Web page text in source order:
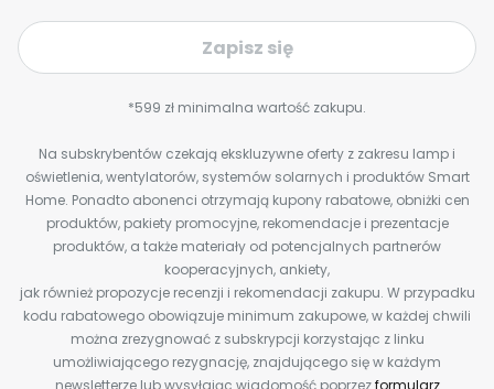
Zapisz się
*599 zł minimalna wartość zakupu.
Na subskrybentów czekają ekskluzywne oferty z zakresu lamp i
oświetlenia, wentylatorów, systemów solarnych i produktów Smart
Home. Ponadto abonenci otrzymają kupony rabatowe, obniżki cen
produktów, pakiety promocyjne, rekomendacje i prezentacje
produktów, a także materiały od potencjalnych partnerów
kooperacyjnych, ankiety,
jak również propozycje recenzji i rekomendacji zakupu. W przypadku
kodu rabatowego obowiązuje minimum zakupowe, w każdej chwili
można zrezygnować z subskrypcji korzystając z linku
umożliwiającego rezygnację, znajdującego się w każdym
newsletterze lub wysyłając wiadomość poprzezformularz